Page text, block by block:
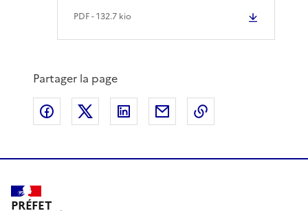
PDF- 132.7 kio
Partager la page
Partager sur Facebook
Partager sur XPartager sur LinkedIn
Partager par email
PRÉFET